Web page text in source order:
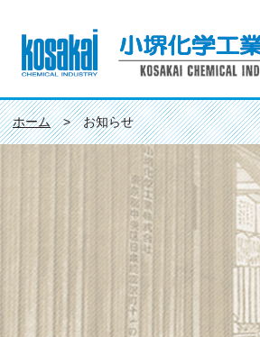
ホーム>お知らせ